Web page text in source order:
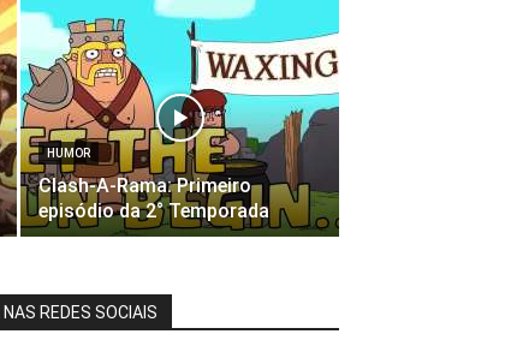
HUMOR
Clash-A-Rama: Primeiro
episódio da 2° Temporada
NAS REDES SOCIAIS